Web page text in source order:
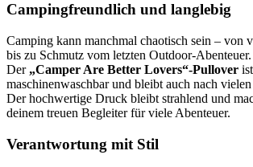
Campingfreundlich und langlebig
Camping kann manchmal chaotisch sein – von
bis zu Schmutz vom letzten Outdoor-
Der „Camper Are Better Lovers“-Pullover ist
maschinenwaschbar und bleibt auch nach
Der hochwertige Druck bleibt strahlend und
deinem treuen Begleiter für viele Abenteuer.
Verantwortung mit Stil